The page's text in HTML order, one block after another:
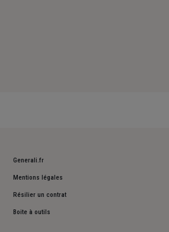
Generali.fr
Mentions légales
Résilier un contrat
Boite à outils